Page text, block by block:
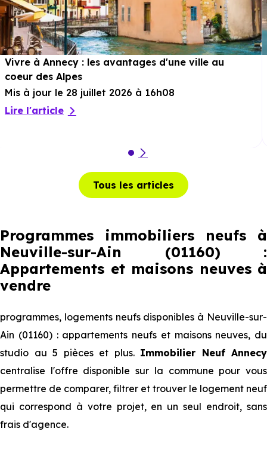
Vivre à Annecy : les avantages d'une ville au
coeur des Alpes
Mis à jour le 28 juillet 2026 à 16h08
Lire l'article
Tous les articles
Programmes immobiliers neufs à
Neuville-sur-Ain (01160) :
Appartements et maisons neuves à
vendre
programmes, logements neufs disponibles à Neuville-sur-
Ain (01160) : appartements neufs et maisons neuves, du
studio au 5 pièces et plus. Immobilier Neuf Annecy
centralise l'offre disponible sur la commune pour vous
permettre de comparer, filtrer et trouver le logement neuf
qui correspond à votre projet, en un seul endroit, sans
frais d'agence.